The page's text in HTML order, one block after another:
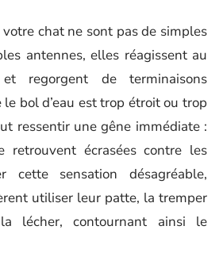
chat ne sont pas de simples
antennes, elles réagissent au
regorgent de terminaisons
bol d’eau est trop étroit ou trop
ressentir une gêne immédiate :
retrouvent écrasées contre les
cette sensation désagréable,
utiliser leur patte, la tremper
lécher, contournant ainsi le